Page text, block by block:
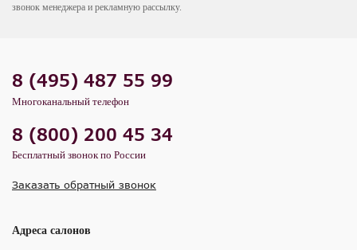
звонок менеджера и рекламную рассылку.
8 (495) 487 55 99
Многоканальный телефон
8 (800) 200 45 34
Бесплатный звонок по России
Заказать обратный звонок
Адреса салонов